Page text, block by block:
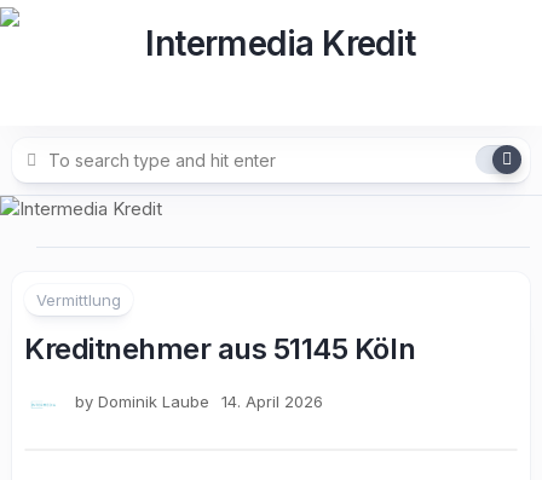
Skip
Vermittlung
Kreditnehmer aus 51145 Köln
by Dominik Laube 14. April 2026